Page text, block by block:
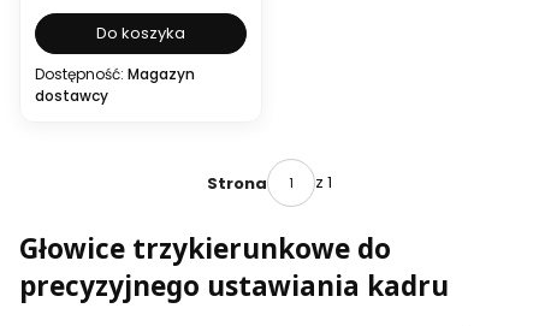
Do koszyka
Dostępność: Magazyn
dostawcy
Strona z 1
Głowice trzykierunkowe do
precyzyjnego ustawiania kadru